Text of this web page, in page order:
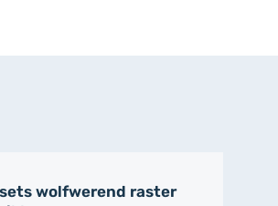
wolfwerend raster